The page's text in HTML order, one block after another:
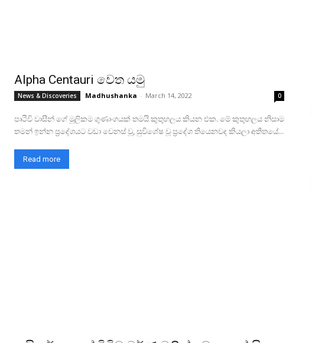
Alpha Centauri වෙත යමු
News & Discoveries Madhushanka - March 14, 2022 0
පෘථිවි වාසීන් ගේ මූලිකම ගුණාංගයක් තමයි කුතුහලය කියන එක. මේ කුතුහලය නිසාම
තමන් ඉන්න ප්‍රදේශයට වඩා වෙනස් වූ, සුවිශේෂ වූ ප්‍රදේශ තියෙනවද කියලා අතීතයේ...
Read more